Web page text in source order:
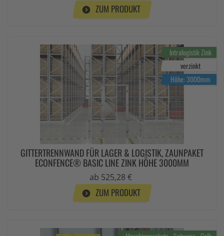
ZUM PRODUKT
Intralogistik Zink
verzinkt
Höhe: 3000mm
GITTERTRENNWAND FÜR LAGER & LOGISTIK, ZAUNPAKET
ECONFENCE® BASIC LINE ZINK HÖHE 3000MM
ab 525,28 €
ZUM PRODUKT